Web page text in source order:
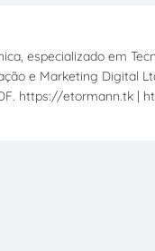
especializado em
e Marketing Digital
https://etormann.tk |